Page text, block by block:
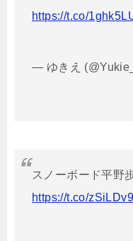
https://t.co/
— ゆきえ
スノーボード平野
https://t.co/